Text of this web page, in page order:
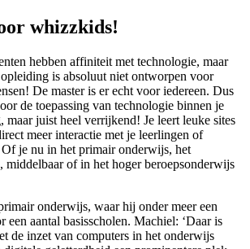
whizzkids!
hebben affiniteit met technologie, maar
is absoluut niet ontworpen voor
De master is er echt voor iedereen. Dus
de toepassing van technologie binnen je
maar juist heel verrijkend! Je leert leuke sites
meer interactie met je leerlingen of
je nu in het primair onderwijs, het
middelbaar of in het hoger beroepsonderwijs
onderwijs, waar hij onder meer een
een aantal basisscholen. Machiel: ‘Daar is
de inzet van computers in het onderwijs